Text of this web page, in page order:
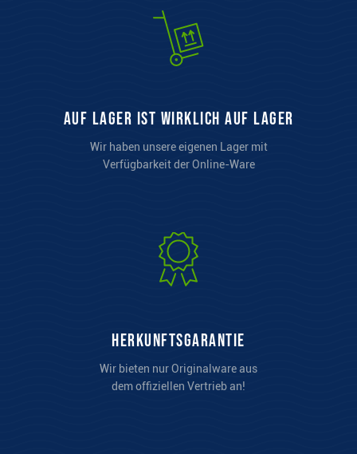
auf Lager ist wirklich auf Lager
Wir haben unsere eigenen Lager mit
Verfügbarkeit der Online-Ware
Herkunftsgarantie
Wir bieten nur Originalware aus
dem offiziellen Vertrieb an!